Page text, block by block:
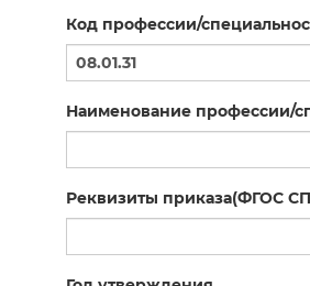
Код профессии/
Наименование профессии/
Реквизиты приказа(ФГОС